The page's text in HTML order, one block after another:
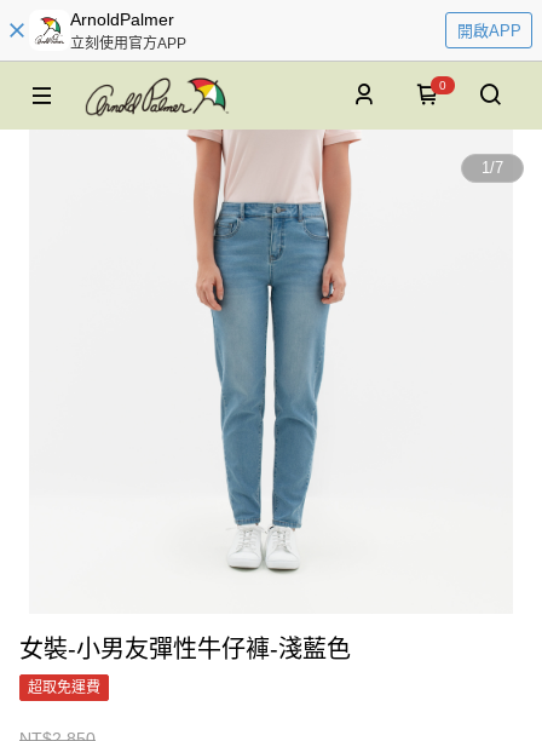
ArnoldPalmer
立刻使用官方APP
開啟APP
0
1/7
女裝-小男友彈性牛仔褲-淺藍色
超取免運費